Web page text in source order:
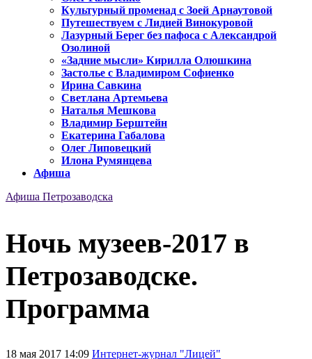
Культурный променад с Зоей Арнаутовой
Путешествуем с Лидией Винокуровой
Лазурный Берег без пафоса с Александрой
Озолиной
«Задние мысли» Кирилла Олюшкина
Застолье с Владимиром Софиенко
Ирина Савкина
Светлана Артемьева
Наталья Мешкова
Владимир Берштейн
Екатерина Габалова
Олег Липовецкий
Илона Румянцева
Афиша
Афиша Петрозаводска
Ночь музеев-2017 в
Петрозаводске.
Программа
18 мая 2017 14:09 Интернет-журнал "Лицей"